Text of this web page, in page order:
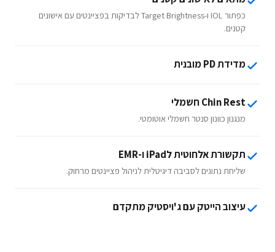
כפתור IOL ו-Target Brightness לבדיקות בפציינטים עם אישונים
קטנים.
מדידת PD מובנית
Chin Rest חשמלי
מנגנון כוונון סנטר חשמלי אוטומטי.
תקשורת אלחוטית לiPad ו-EMR
שליחת נתונים לסביבה דיגיטלית לניהול פציינטים מרחוק.
עיצוב הייטק עם ג'ויסטיק מתקדם